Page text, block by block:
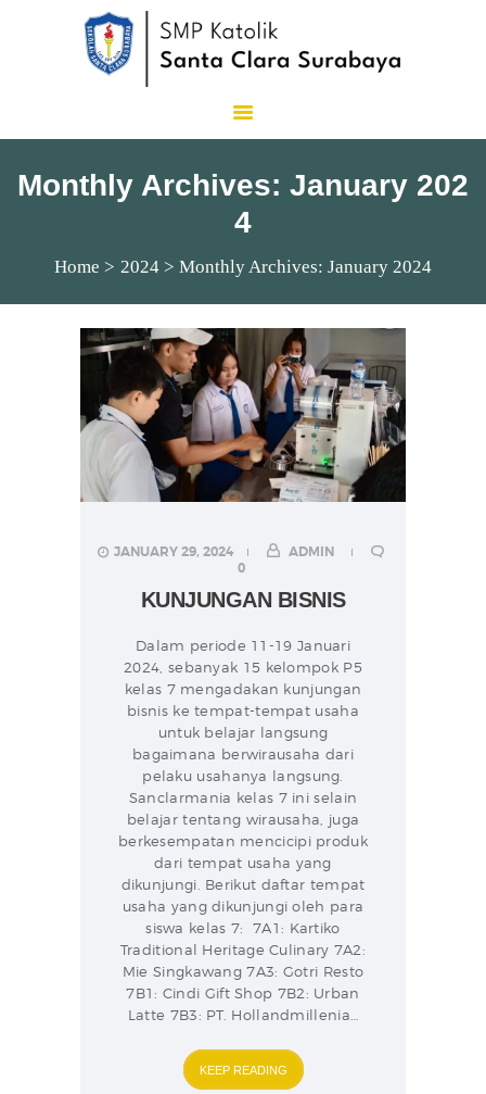
Monthly Archives: January 202
4
Home 2024 Monthly Archives: January 2024
SMP Katolik Santa Clara
JANUARY 29, 2024
ADMIN
0
KUNJUNGAN BISNIS
Dalam periode 11-19 Januari
2024, sebanyak 15 kelompok P5
kelas 7 mengadakan kunjungan
bisnis ke tempat-tempat usaha
untuk belajar langsung
bagaimana berwirausaha dari
pelaku usahanya langsung.
Sanclarmania kelas 7 ini selain
belajar tentang wirausaha, juga
berkesempatan mencicipi produk
dari tempat usaha yang
dikunjungi. Berikut daftar tempat
usaha yang dikunjungi oleh para
siswa kelas 7: 7A1: Kartiko
Traditional Heritage Culinary 7A2:
Mie Singkawang 7A3: Gotri Resto
7B1: Cindi Gift Shop 7B2: Urban
Latte 7B3: PT. Hollandmillenia…
KEEP READING